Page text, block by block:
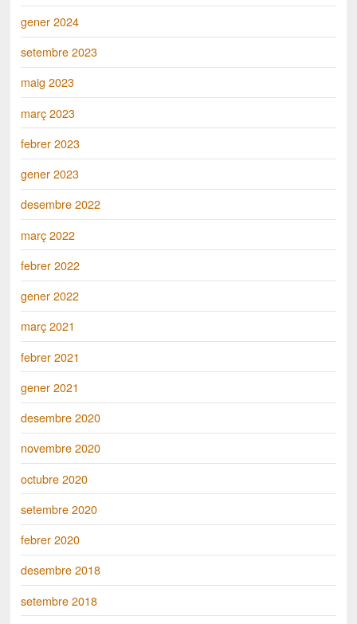
gener 2024
setembre 2023
maig 2023
març 2023
febrer 2023
gener 2023
desembre 2022
març 2022
febrer 2022
gener 2022
març 2021
febrer 2021
gener 2021
desembre 2020
novembre 2020
octubre 2020
setembre 2020
febrer 2020
desembre 2018
setembre 2018